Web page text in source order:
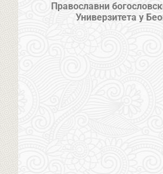
Православни
Универзитета у